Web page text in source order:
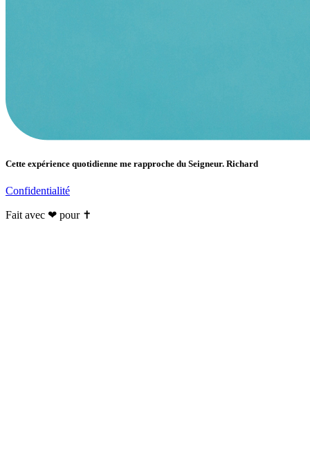
Cette expérience quotidienne me rapproche du Seigneur. Richard
Confidentialité
Fait avec ❤ pour ✝️️